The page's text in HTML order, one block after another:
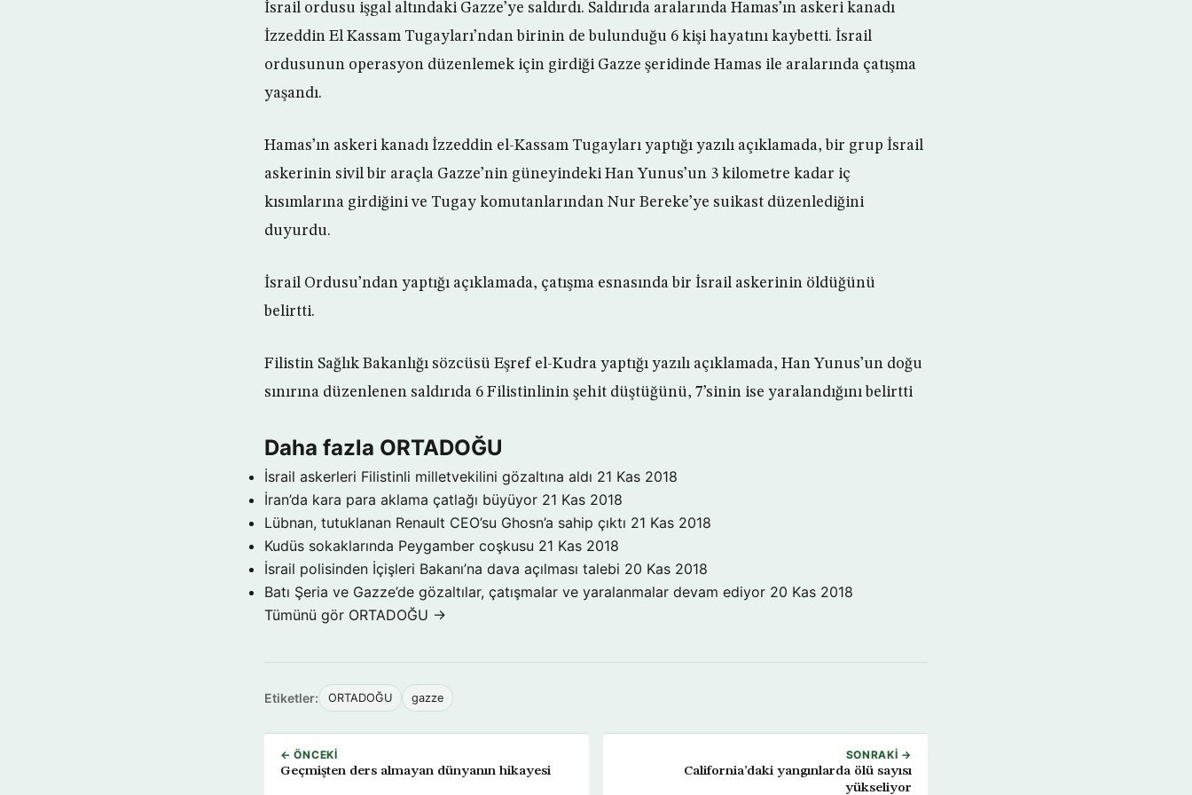
İsrail ordusu işgal altındaki Gazze’ye saldırdı. Saldırıda aralarında Hamas’ın askeri kanadı
İzzeddin El Kassam Tugayları’ndan birinin de bulunduğu 6 kişi hayatını kaybetti. İsrail
ordusunun operasyon düzenlemek için girdiği Gazze şeridinde Hamas ile aralarında çatışma
yaşandı.
Hamas’ın askeri kanadı İzzeddin el-Kassam Tugayları yaptığı yazılı açıklamada, bir grup İsrail
askerinin sivil bir araçla Gazze’nin güneyindeki Han Yunus’un 3 kilometre kadar iç
kısımlarına girdiğini ve Tugay komutanlarından Nur Bereke’ye suikast düzenlediğini
duyurdu.
İsrail Ordusu’ndan yaptığı açıklamada, çatışma esnasında bir İsrail askerinin öldüğünü
belirtti.
Filistin Sağlık Bakanlığı sözcüsü Eşref el-Kudra yaptığı yazılı açıklamada, Han Yunus’un doğu
sınırına düzenlenen saldırıda 6 Filistinlinin şehit düştüğünü, 7’sinin ise yaralandığını belirtti
Daha fazla ORTADOĞU
İsrail askerleri Filistinli milletvekilini gözaltına aldı 21 Kas 2018
İran’da kara para aklama çatlağı büyüyor 21 Kas 2018
Lübnan, tutuklanan Renault CEO’su Ghosn’a sahip çıktı 21 Kas 2018
Kudüs sokaklarında Peygamber coşkusu 21 Kas 2018
İsrail polisinden İçişleri Bakanı’na dava açılması talebi 20 Kas 2018
Batı Şeria ve Gazze’de gözaltılar, çatışmalar ve yaralanmalar devam ediyor 20 Kas 2018
Tümünü gör ORTADOĞU →
Etiketler: ORTADOĞU gazze
← ÖNCEKI
Geçmişten ders almayan dünyanın hikayesi
SONRAKI →
California’daki yangınlarda ölü sayısı
yükseliyor